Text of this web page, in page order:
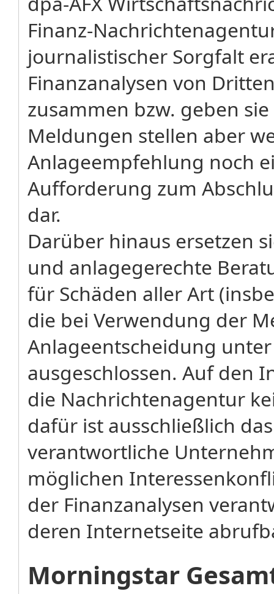
Finanz-
journalistischer Sorgfalt
Finanzanalysen von
zusammen bzw. geben
Meldungen stellen aber
Anlageempfehlung noch
Aufforderung zum
dar.
Darüber hinaus ersetzen
und anlagegerechte
für Schäden aller Art
die bei Verwendung der
Anlageentscheidung
ausgeschlossen. Auf den
die Nachrichtenagentur
dafür ist ausschließlich
verantwortliche
möglichen
der Finanzanalysen
deren Internetseite
Morningstar